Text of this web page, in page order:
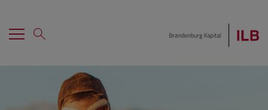
Suche
Menü
Hauptnavigation